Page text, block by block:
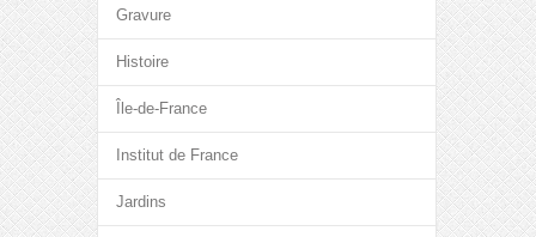
Gravure
Histoire
Île-de-France
Institut de France
Jardins